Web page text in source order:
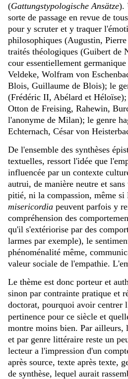
(Gattungstypologische Ansätze).
sorte de passage en revue de
pour y scruter et y traquer
philosophiques (Augustin,
traités théologiques (Guibert de
cour essentiellement
Veldeke, Wolfram von
Blois, Guillaume de Blois); le
(Frédéric II, Abélard et
Otton de Freising, Rahewin,
l'anonyme de Milan); le genre
Echternach, César von
De l'ensemble des synthèses
textuelles, ressort l'idée que
influencée par un contexte
autrui, de manière neutre et
pitié, ni la compassion, même
misericordia peuvent parfois y
compréhension des
qu'il s'extériorise par des
larmes par exemple), le
phénoménalité même,
valeur sociale de l'empathie.
Le thème est donc porteur et
sinon par contrainte pratique et
doctorat, pourquoi avoir centrer
pertinence pour ce siècle et
montre moins bien. Par ailleurs,
et par genre littéraire reste un
lecteur a l'impression d'un
après source, texte après texte,
de synthèse, lequel aurait